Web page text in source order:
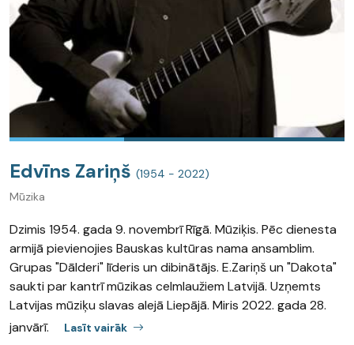
Edvīns Zariņš (1954 - 2022)
Mūzika
Dzimis 1954. gada 9. novembrī Rīgā. Mūziķis. Pēc dienesta
armijā pievienojies Bauskas kultūras nama ansamblim.
Grupas "Dālderi" līderis un dibinātājs. E.Zariņš un "Dakota"
saukti par kantrī mūzikas celmlaužiem Latvijā. Uzņemts
Latvijas mūziķu slavas alejā Liepājā. Miris 2022. gada 28.
janvārī.
Lasīt vairāk